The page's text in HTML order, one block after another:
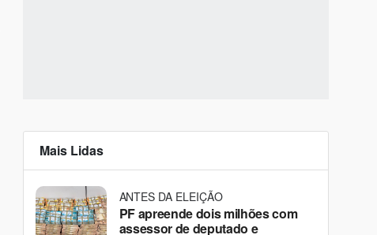
Mais Lidas
ANTES DA ELEIÇÃO
PF apreende dois milhões com
assessor de deputado e